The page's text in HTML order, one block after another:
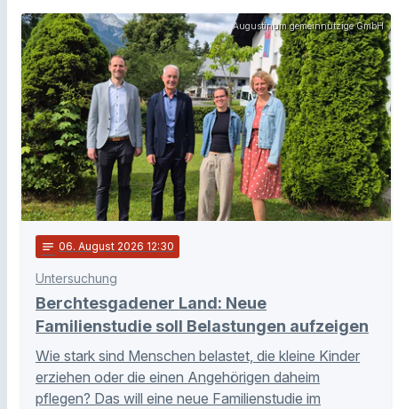
Augustinum gemeinnützige GmbH
notes 06. August 2026 12:30
Untersuchung
Berchtesgadener Land: Neue
Familienstudie soll Belastungen aufzeigen
Wie stark sind Menschen belastet, die kleine Kinder
erziehen oder die einen Angehörigen daheim
pflegen? Das will eine neue Familienstudie im